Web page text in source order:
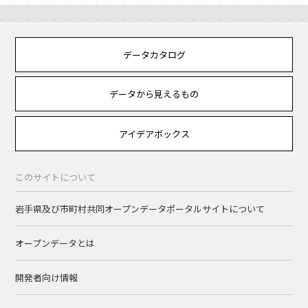
データカタログ
データから見えるもの
アイデアボックス
このサイトについて
岩手県及び市町村共同オープンデータポータルサイトについて
オープンデータとは
開発者向け情報